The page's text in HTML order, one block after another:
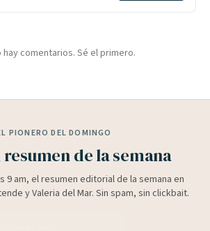
hay comentarios. Sé el primero.
PIONERO DEL DOMINGO
de la semana
9 am, el resumen editorial de la semana en
y Valeria del Mar. Sin spam, sin clickbait.